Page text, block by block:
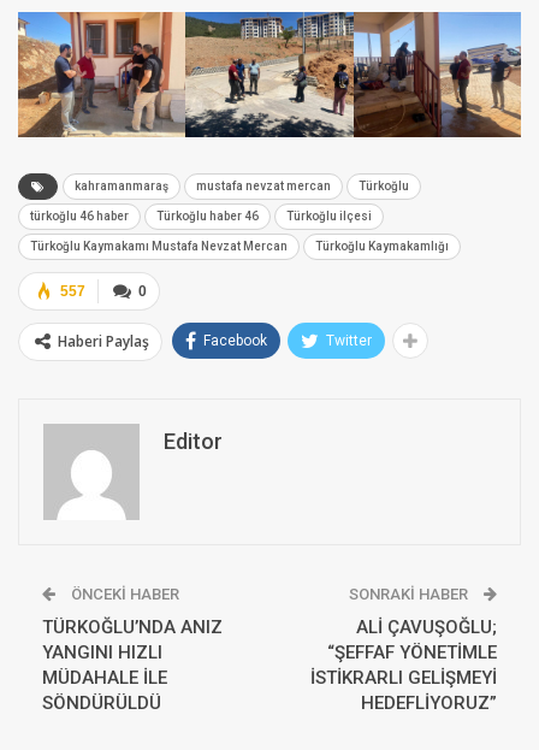
kahramanmaraş mustafa nevzat mercan Türkoğlu
türkoğlu 46 haber Türkoğlu haber 46 Türkoğlu ilçesi
Türkoğlu Kaymakamı Mustafa Nevzat Mercan Türkoğlu Kaymakamlığı
0
557
Haberi Paylaş Facebook Twitter
Editor
ÖNCEKI HABER
TÜRKOĞLU’NDA ANIZ
YANGINI HIZLI
MÜDAHALE İLE
SÖNDÜRÜLDÜ
SONRAKI HABER
ALİ ÇAVUŞOĞLU;
“ŞEFFAF YÖNETİMLE
İSTİKRARLI GELİŞMEYİ
HEDEFLİYORUZ”